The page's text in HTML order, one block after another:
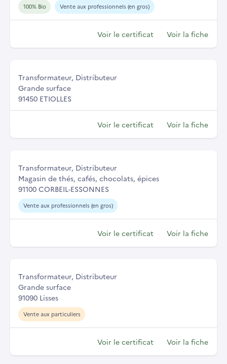
100% Bio Vente aux professionnels (en gros)
Voir le certificat Voir la fiche
Transformateur, Distributeur
Grande surface
91450 ETIOLLES
Voir le certificat Voir la fiche
Transformateur, Distributeur
Magasin de thés, cafés, chocolats, épices
91100 CORBEIL-ESSONNES
Vente aux professionnels (en gros)
Voir le certificat Voir la fiche
Transformateur, Distributeur
Grande surface
91090 Lisses
Vente aux particuliers
Voir le certificat Voir la fiche